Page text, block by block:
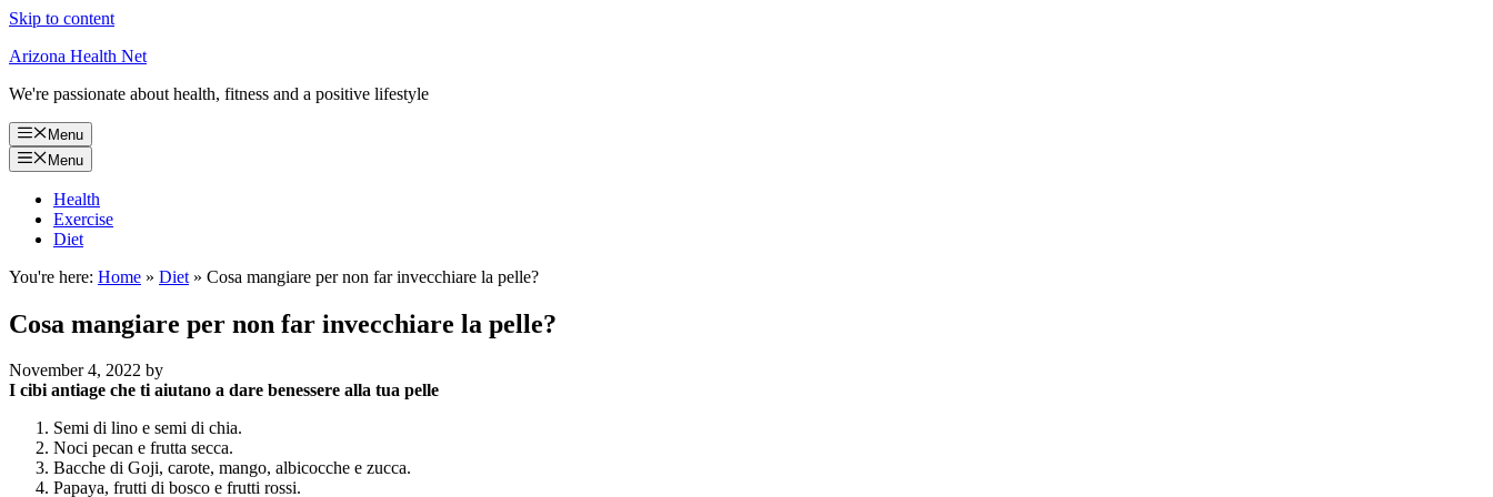
Skip to content
Arizona Health Net
We're passionate about health, fitness and a positive lifestyle
Menu
Menu
Health
Exercise
Diet
You're here: Home » Diet » Cosa mangiare per non far invecchiare la pelle?
Cosa mangiare per non far invecchiare la pelle?
November 4, 2022 by
I cibi antiage che ti aiutano a dare benessere alla tua pelle
Semi di lino e semi di chia.
Noci pecan e frutta secca.
Bacche di Goji, carote, mango, albicocche e zucca.
Papaya, frutti di bosco e frutti rossi.